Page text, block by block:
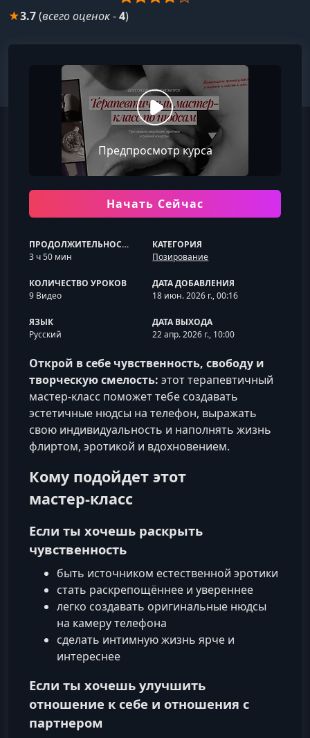
★3.7(всего оценок-4)
Предпросмотр курса
Начать Сейчас
ПРОДОЛЖИТЕЛЬНОСТЬ
3 ч 50 мин
КАТЕГОРИЯ
Позирование
КОЛИЧЕСТВО УРОКОВ
9 Видео
ДАТА ДОБАВЛЕНИЯ
18 июн. 2026 г., 00:16
ЯЗЫК
Русский
ДАТА ВЫХОДА
22 апр. 2026 г., 10:00
Открой в себе чувственность, свободу и
творческую смелость: этот терапевтичный
мастер‑класс поможет тебе создавать
эстетичные нюдсы на телефон, выражать
свою индивидуальность и наполнять жизнь
флиртом, эротикой и вдохновением.
Кому подойдет этот
мастер‑класс
Если ты хочешь раскрыть
чувственность
быть источником естественной эротики
стать раскрепощённее и увереннее
легко создавать оригинальные нюдсы
на камеру телефона
сделать интимную жизнь ярче и
интереснее
Если ты хочешь улучшить
отношение к себе и отношения с
партнером